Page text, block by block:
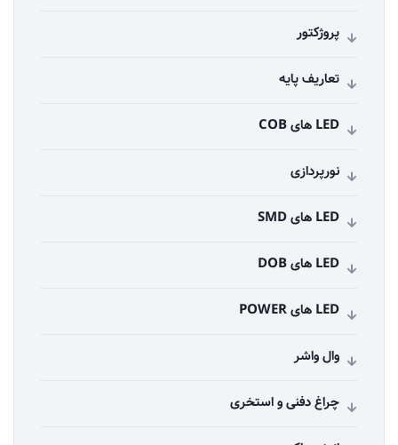
پروژکتور
تعاریف پایه
LED های COB
نورپردازی
LED های SMD
LED های DOB
LED های POWER
وال واشر
چراغ دفنی و استخری